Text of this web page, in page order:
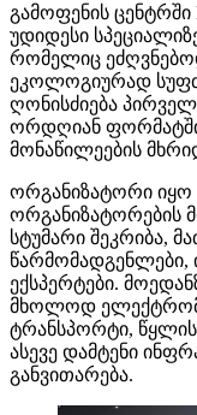
გამოფენის ცენტრში
უდიდესი
რომელიც
ეკოლოგიურად
ღონისძიება
ორდღიან
მონაწილეების
ორგანიზატორი იყო
ორგანიზატორების
სტუმარი შეკრიბა,
ექსპერტები.
მხოლოდ
ტრანსპორტი,
ასევე დამტენი
განვითარება.